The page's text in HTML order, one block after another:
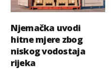
Njemačka uvodi
hitne mjere zbog
niskog vodostaja
rijeka